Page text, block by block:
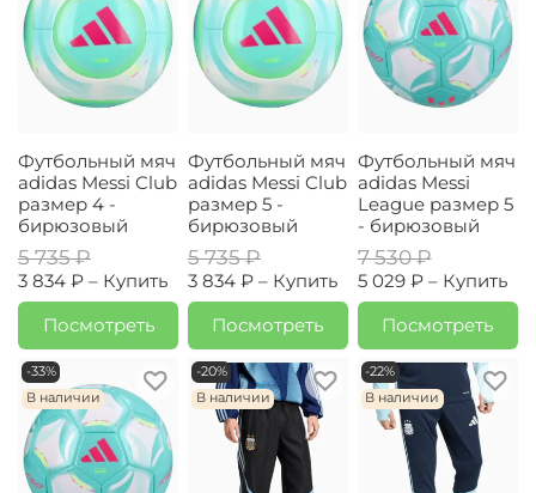
Футбольный мяч
adidas Messi Club
размер 4 -
бирюзовый
5 735 ₽
3 834 ₽ – Купить
Посмотреть
Футбольный мяч
adidas Messi Club
размер 5 -
бирюзовый
5 735 ₽
3 834 ₽ – Купить
Посмотреть
Футбольный мяч
adidas Messi
League размер 5
- бирюзовый
7 530 ₽
5 029 ₽ – Купить
Посмотреть
-33%
В наличии
-20%
В наличии
-22%
В наличии